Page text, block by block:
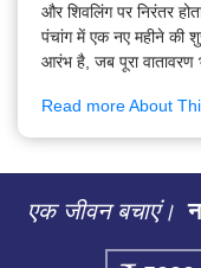
और शिवलिंग पर निरंतर
पंचांग में एक नए महीने की
आरंभ है, जब पूरा वातावरण
Read more About
एक जीवन बचाएं।